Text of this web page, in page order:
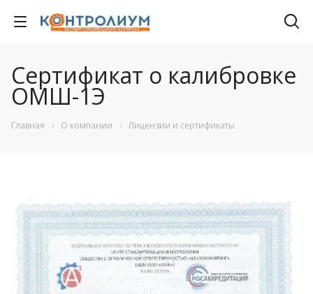
Сертификат о калибровке
ОМШ-1Э
Главная О компании Лицензии и сертификаты